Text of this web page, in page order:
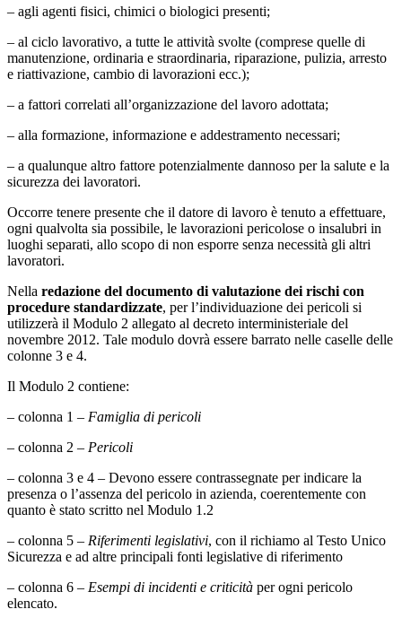
– agli agenti fisici, chimici o biologici presenti;
– al ciclo lavorativo, a tutte le attività svolte (comprese quelle di
manutenzione, ordinaria e straordinaria, riparazione, pulizia, arresto
e riattivazione, cambio di lavorazioni ecc.);
– a fattori correlati all’organizzazione del lavoro adottata;
– alla formazione, informazione e addestramento necessari;
– a qualunque altro fattore potenzialmente dannoso per la salute e la
sicurezza dei lavoratori.
Occorre tenere presente che il datore di lavoro è tenuto a effettuare,
ogni qualvolta sia possibile, le lavorazioni pericolose o insalubri in
luoghi separati, allo scopo di non esporre senza necessità gli altri
lavoratori.
Nella redazione del documento di valutazione dei rischi con
procedure standardizzate, per l’individuazione dei pericoli si
utilizzerà il Modulo 2 allegato al decreto interministeriale del
novembre 2012. Tale modulo dovrà essere barrato nelle caselle delle
colonne 3 e 4.
Il Modulo 2 contiene:
– colonna 1 – Famiglia di pericoli
– colonna 2 – Pericoli
– colonna 3 e 4 – Devono essere contrassegnate per indicare la
presenza o l’assenza del pericolo in azienda, coerentemente con
quanto è stato scritto nel Modulo 1.2
– colonna 5 – Riferimenti legislativi, con il richiamo al Testo Unico
Sicurezza e ad altre principali fonti legislative di riferimento
– colonna 6 – Esempi di incidenti e criticità per ogni pericolo
elencato.